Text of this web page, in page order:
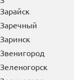
Жуковский
З
Зарайск
Заречный
Заринск
Звенигород